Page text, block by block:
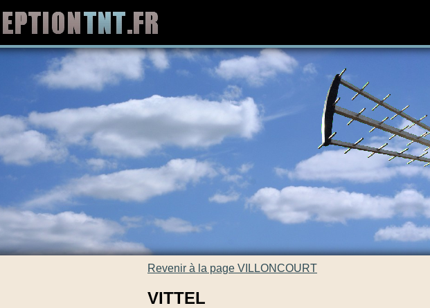
Revenir à la page VILLONCOURT
VITTEL